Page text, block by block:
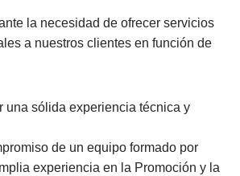
la necesidad de ofrecer servicios
a nuestros clientes en función de
una sólida experiencia técnica y
de un equipo formado por
experiencia en la Promoción y la